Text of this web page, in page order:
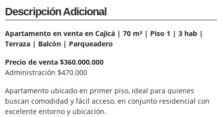
Descripción Adicional
Apartamento en venta en Cajicá | 70 m² | Piso 1 | 3 hab |
Terraza | Balcón | Parqueadero
Precio de venta $360.000.000
Administración $470.000
Apartamento ubicado en primer piso, ideal para quienes
buscan comodidad y fácil acceso, en conjunto residencial con
excelente entorno y ubicación.